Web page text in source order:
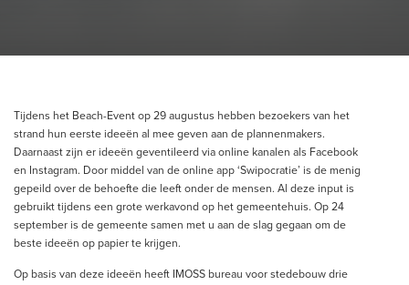
Tijdens het Beach-Event op 29 augustus hebben bezoekers van het
strand hun eerste ideeën al mee geven aan de plannenmakers.
Daarnaast zijn er ideeën geventileerd via online kanalen als Facebook
en Instagram. Door middel van de online app ‘Swipocratie’ is de menig
gepeild over de behoefte die leeft onder de mensen. Al deze input is
gebruikt tijdens een grote werkavond op het gemeentehuis. Op 24
september is de gemeente samen met u aan de slag gegaan om de
beste ideeën op papier te krijgen.
Op basis van deze ideeën heeft IMOSS bureau voor stedebouw drie